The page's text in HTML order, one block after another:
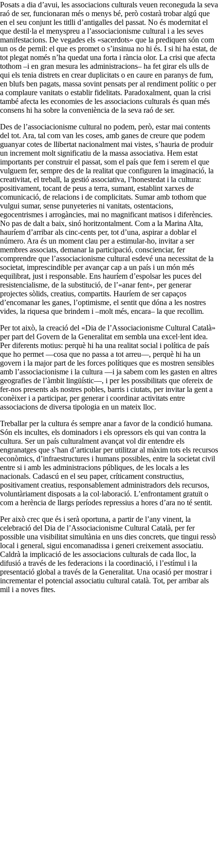
Posats a dia d’avui, les associacions culturals veuen reconeguda la seva
raó de ser, funcionaran més o menys bé, però costarà trobar algú que
en el seu conjunt les titlli d’antigalles del passat. No és modernitat el
que destil·la el menyspreu a l’associacionisme cultural i a les seves
manifestacions. De vegades els «sacerdots» que la prediquen són com
un os de pernil: el que es promet o s’insinua no hi és. I si hi ha estat, de
tot plegat només n’ha quedat una forta i rància olor. La crisi que afecta
tothom –i en gran mesura les administracions– ha fet girar els ulls de
qui els tenia distrets en crear duplicitats o en caure en paranys de fum,
en blufs ben pagats, massa sovint pensats per al rendiment polític o per
a complaure vanitats o establir fidelitats. Paradoxalment, quan la crisi
també afecta les economies de les associacions culturals és quan més
consens hi ha sobre la conveniència de la seva raó de ser.
Des de l’associacionisme cultural no podem, però, estar mai contents
del tot. Ara, tal com van les coses, amb ganes de creure que podem
guanyar cotes de llibertat nacionalment mai vistes, s’hauria de produir
un increment molt significatiu de la massa associativa. Hem estat
importants per construir el passat, som el país que fem i serem el que
vulguem fer, sempre des de la realitat que configuren la imaginació, la
creativitat, el treball, la gestió associativa, l’honestedat i la cultura:
positivament, tocant de peus a terra, sumant, establint xarxes de
comunicació, de relacions i de complicitats. Sumar amb tothom que
vulgui sumar, sense punyeteries ni vanitats, ostentacions,
egocentrismes i arrogàncies, mai no magnificant matisos i diferències.
No pas de dalt a baix, sinó horitzontalment. Com a la Marina Alta,
hauríem d’arribar als cinc-cents per, tot d’una, aspirar a doblar el
número. Ara és un moment clau per a estimular-ho, invitar a ser
membres associats, demanar la participació, conscienciar, fer
comprendre que l’associacionisme cultural esdevé una necessitat de la
societat, imprescindible per avançar cap a un país i un món més
equilibrat, just i responsable. Ens hauríem d’espolsar les puces del
resistencialisme, de la substitució, de l’«anar fent», per generar
projectes sòlids, creatius, compartits. Hauríem de ser capaços
d’encomanar les ganes, l’optimisme, el sentit que dóna a les nostres
vides, la riquesa que brindem i –molt més, encara– la que recollim.
Per tot això, la creació del «Dia de l’Associacionisme Cultural Català»
per part del Govern de la Generalitat em sembla una excel·lent idea.
Per diferents motius: perquè hi ha una realitat social i política de país
que ho permet —cosa que no passa a tot arreu—, perquè hi ha un
govern i la major part de les forces polítiques que es mostren sensibles
amb l’associacionisme i la cultura —i ja sabem com les gasten en altres
geografies de l’àmbit lingüístic—, i per les possibilitats que ofereix de
fer-nos presents als nostres pobles, barris i ciutats, per invitar la gent a
conèixer i a participar, per generar i coordinar activitats entre
associacions de diversa tipologia en un mateix lloc.
Treballar per la cultura és sempre anar a favor de la condició humana.
Són els incultes, els dominadors i els opressors els qui van contra la
cultura. Ser un país culturalment avançat vol dir entendre els
engranatges que s’han d’articular per utilitzar al màxim tots els recursos
econòmics, d’infraestructures i humans possibles, entre la societat civil
entre si i amb les administracions públiques, de les locals a les
nacionals. Cadascú en el seu paper, críticament constructius,
positivament creatius, responsablement administradors dels recursos,
voluntàriament disposats a la col·laboració. L’enfrontament gratuït o
com a herència de llargs períodes repressius a hores d’ara no té sentit.
Per això crec que és i serà oportuna, a partir de l’any vinent, la
celebració del Dia de l’Associacionisme Cultural Català, per fer
possible una visibilitat simultània en uns dies concrets, que tingui ressò
local i general, sigui encomanadissa i generi creixement associatiu.
Caldrà la implicació de les associacions culturals de cada lloc, la
difusió a través de les federacions i la coordinació, i l’estímul i la
presentació global a través de la Generalitat. Una ocasió per mostrar i
incrementar el potencial associatiu cultural català. Tot, per arribar als
mil i a noves fites.